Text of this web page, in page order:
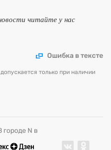
читайте у нас
Ошибка в тексте
только при наличии
городе N в